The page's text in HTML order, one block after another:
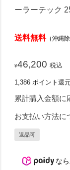
ーラーテック
送料無料（沖縄除
¥46,200 税込
1,386 ポイント還
累計購入金額に
お支払い方法に
返品可
なら